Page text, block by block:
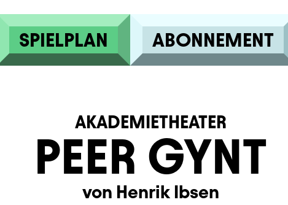
SPIELPLAN ABONNEMENT
PEER GYNT
AKADEMIETHEATER
von Henrik Ibsen